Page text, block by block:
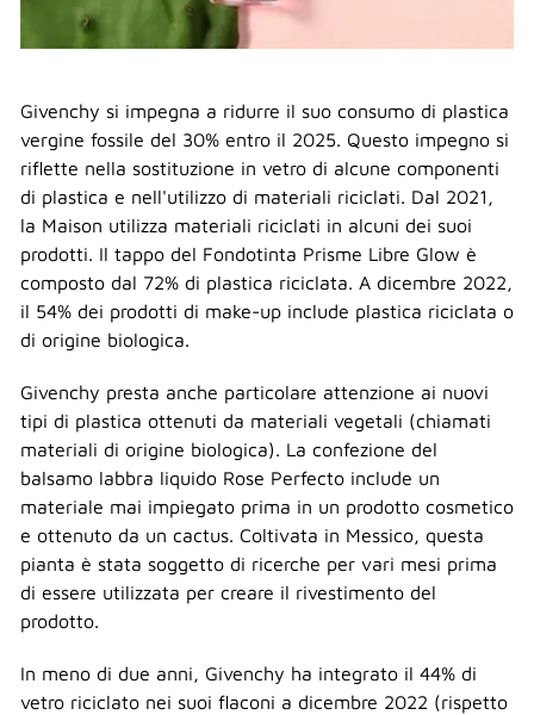
Givenchy si impegna a ridurre il suo consumo di plastica
vergine fossile del 30% entro il 2025. Questo impegno si
riflette nella sostituzione in vetro di alcune componenti
di plastica e nell'utilizzo di materiali riciclati. Dal 2021,
la Maison utilizza materiali riciclati in alcuni dei suoi
prodotti. Il tappo del Fondotinta Prisme Libre Glow è
composto dal 72% di plastica riciclata. A dicembre 2022,
il 54% dei prodotti di make-up include plastica riciclata o
di origine biologica.
Givenchy presta anche particolare attenzione ai nuovi
tipi di plastica ottenuti da materiali vegetali (chiamati
materiali di origine biologica). La confezione del
balsamo labbra liquido Rose Perfecto include un
materiale mai impiegato prima in un prodotto cosmetico
e ottenuto da un cactus. Coltivata in Messico, questa
pianta è stata soggetto di ricerche per vari mesi prima
di essere utilizzata per creare il rivestimento del
prodotto.
In meno di due anni, Givenchy ha integrato il 44% di
vetro riciclato nei suoi flaconi a dicembre 2022 (rispetto